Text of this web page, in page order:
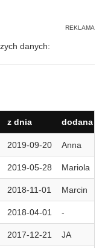
danych:
z dnia dodana
2019-09-20 Anna
2019-05-28 Mariola
2018-11-01 Marcin
2018-04-01 -
2017-12-21 JA